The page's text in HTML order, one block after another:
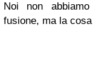
Noi non
fusione, ma la